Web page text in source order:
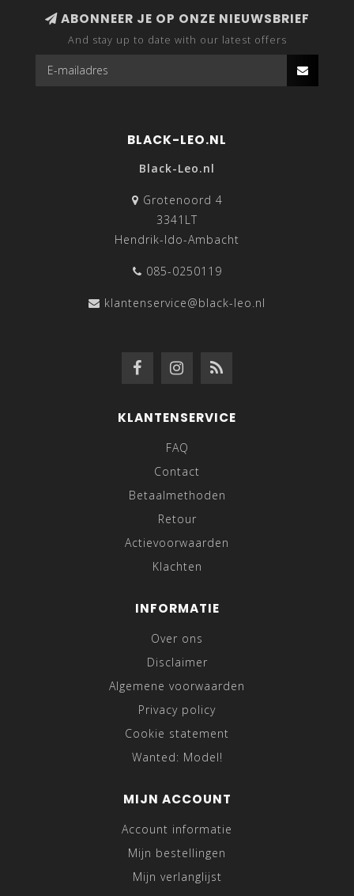
ABONNEER JE OP ONZE NIEUWSBRIEF
And stay up to date with our latest offers
BLACK-LEO.NL
Black-Leo.nl
Grotenoord 4
3341LT
Hendrik-Ido-Ambacht
085-0250119
klantenservice@black-leo.nl
KLANTENSERVICE
FAQ
Contact
Betaalmethoden
Retour
Actievoorwaarden
Klachten
INFORMATIE
Over ons
Disclaimer
Algemene voorwaarden
Privacy policy
Cookie statement
Wanted: Model!
MIJN ACCOUNT
Account informatie
Mijn bestellingen
Mijn verlanglijst